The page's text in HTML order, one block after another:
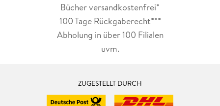
Bücher versandkostenfrei*
100 Tage Rückgaberecht***
Abholung in über 100 Filialen
uvm.
ZUGESTELLT DURCH